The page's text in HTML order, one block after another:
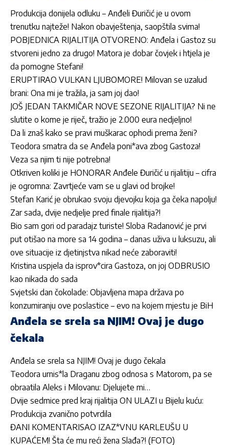
Produkcija donijela odluku – Anđeli Đuričić je u ovom
trenutku najteže! Nakon obavještenja, saopštila svima!
POBJEDNICA RIJALITIJA OTVORENO: Anđela i Gastoz su
stvoreni jedno za drugo! Matora je dobar čovjek i htjela je
da pomogne Stefani!
ERUPTIRAO VULKAN LJUBOMORE! Milovan se uzalud
brani: Ona mi je tražila, ja sam joj dao!
JOŠ JEDAN TAKMIČAR NOVE SEZONE RIJALITIJA? Ni ne
slutite o kome je riječ, tražio je 2.000 eura nedjeljno!
Da li znaš kako se pravi muškarac ophodi prema ženi?
Teodora smatra da se Anđela poni*ava zbog Gastoza!
Veza sa njim ti nije potrebna!
Otkriven koliki je HONORAR Anđele Đuričić u rijalitiju – cifra
je ogromna: Zavrtjeće vam se u glavi od brojke!
Stefan Karić je obrukao svoju djevojku koja ga čeka napolju!
Zar sada, dvije nedjelje pred finale rijalitija?!
Bio sam gori od paradajz turiste! Sloba Radanović je prvi
put otišao na more sa 14 godina – danas uživa u luksuzu, ali
ove situacije iz djetinjstva nikad neće zaboraviti!
Kristina uspjela da isprov*cira Gastoza, on joj ODBRUSIO
kao nikada do sada
Svjetski dan čokolade: Objavljena mapa država po
konzumiranju ove poslastice – evo na kojem mjestu je BiH
Anđela se srela sa NJIM! Ovaj je dugo
čekala
Anđela se srela sa NJIM! Ovaj je dugo čekala
Teodora urnis*la Draganu zbog odnosa s Matorom, pa se
obraatila Aleks i Milovanu: Djelujete mi…
Dvije sedmice pred kraj rijalitija ON ULAZI u Bijelu kuću:
Produkcija zvanično potvrdila
ĐANI KOMENTARISAO IZAZ*VNU KARLEUŠU U
KUPAĆEM! Šta će mu reći žena Slađa?! (FOTO)